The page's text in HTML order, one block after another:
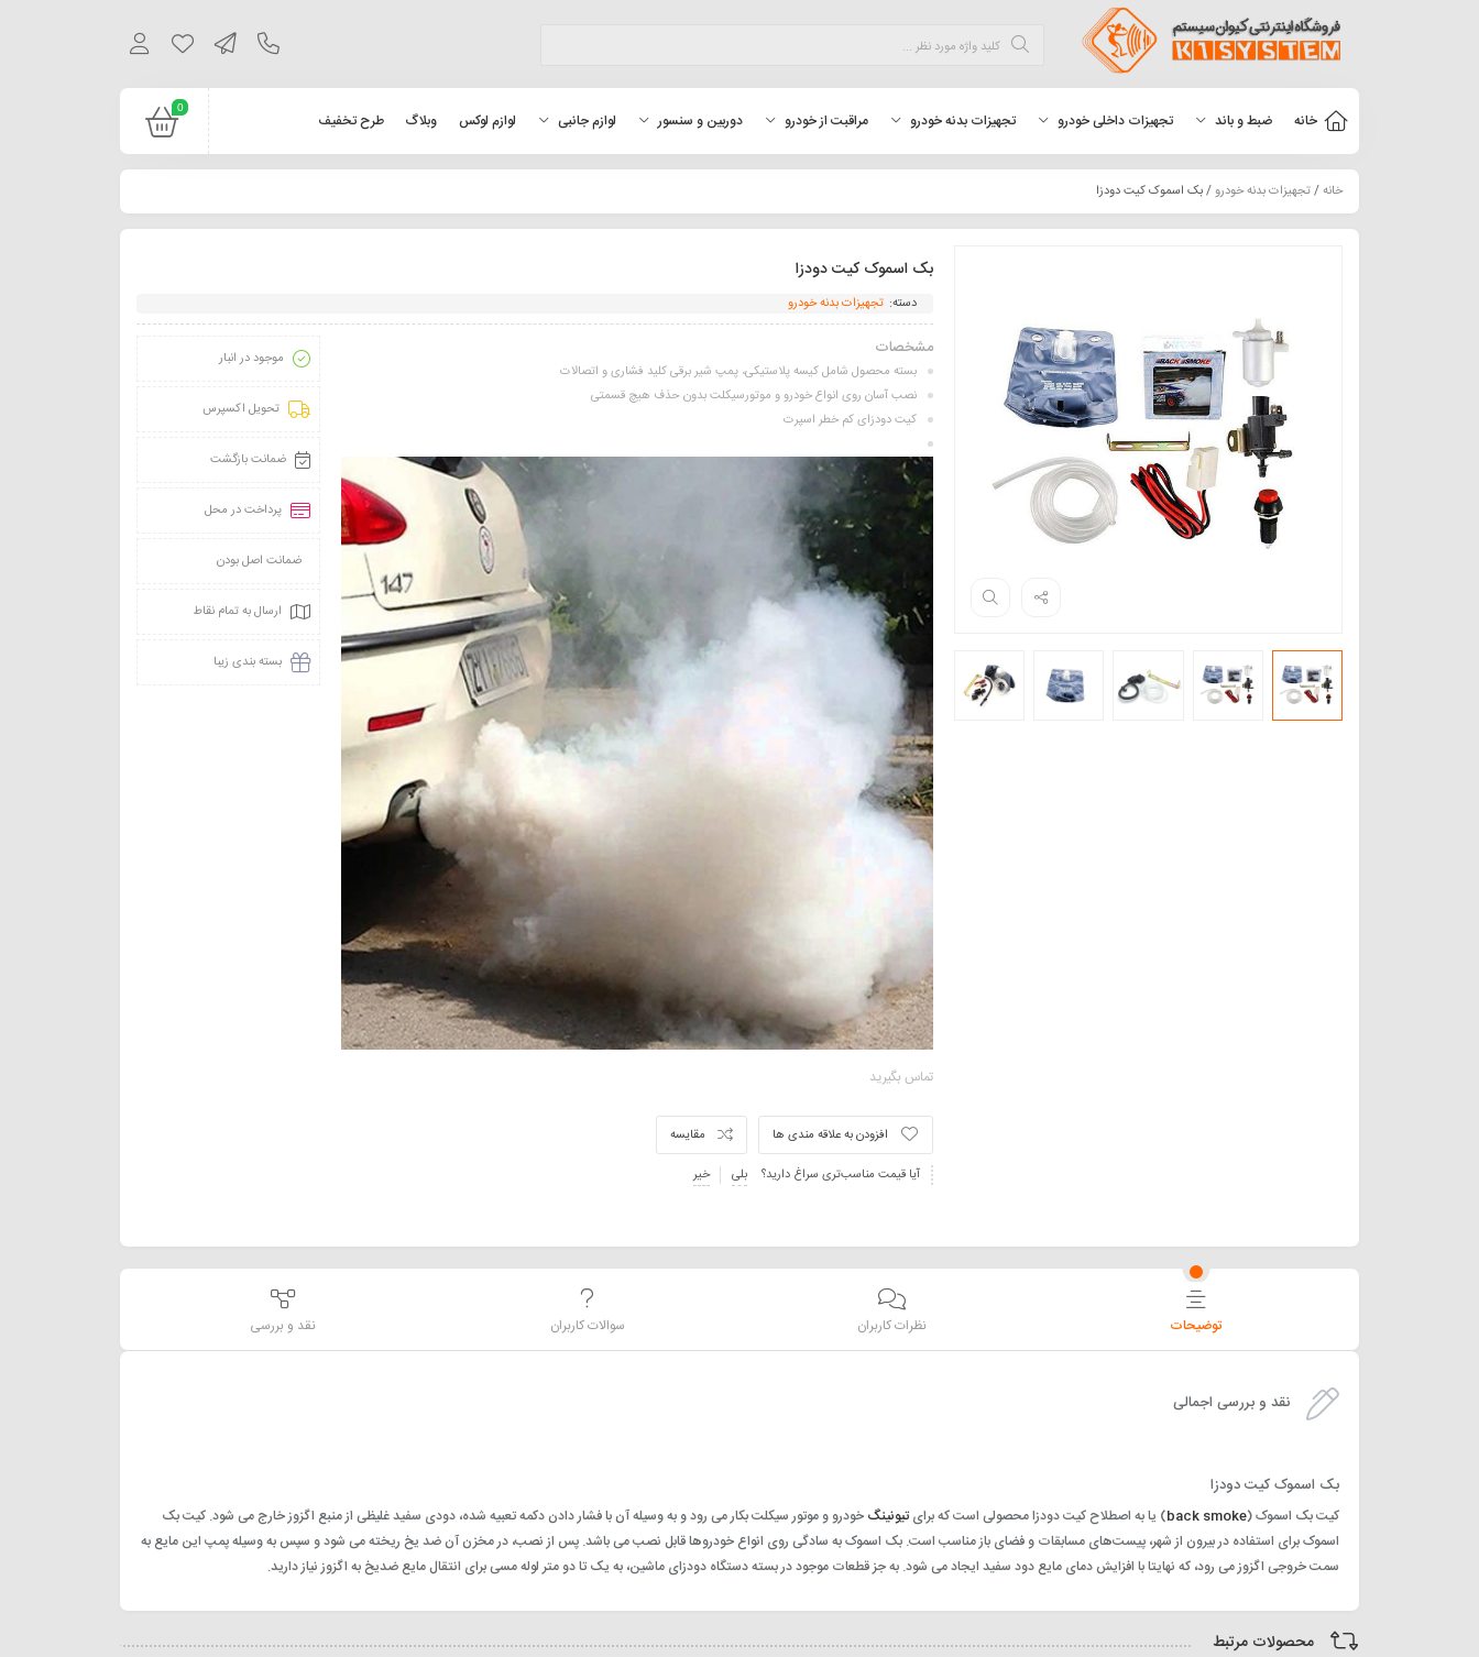
0
خانه ضبط و باند تجهیزات داخلی خودرو تجهیزات بدنه خودرو مراقبت از خودرو دوربین و سنسور لوازم جانبی لوازم لوکس وبلاگ طرح تخفیف
خانه/تجهیزات بدنه خودرو/ بک اسموک کیت دودزا
بک اسموک کیت دودزا
دسته: تجهیزات بدنه خودرو
مشخصات
بسته محصول شامل کیسه پلاستیکی، پمپ شیر برقی کلید فشاری و اتصالات
نصب آسان روی انواع خودرو و موتورسیکلت بدون حذف هیچ قسمتی
کیت دودزای کم خطر اسپرت
تماس بگیرید
مقایسه
افزودن به علاقه مندی ها
آیا قیمت مناسب‌تری سراغ دارید؟
بلی خیر
موجود در انبار
تحویل اکسپرس
ضمانت بازگشت
پرداخت در محل
ضمانت اصل بودن
ارسال به تمام نقاط
بسته بندی زیبا
توضیحات نظرات کاربران سوالات کاربران نقد و بررسی
نقد و بررسی اجمالی
بک اسموک کیت دودزا
کیت بک اسموک (back smoke) یا به اصطلاح کیت دودزا محصولی است که برای تیونینگ خودرو و موتور سیکلت بکار می رود و به وسیله آن با فشار دادن دکمه تعبیه شده، دودی سفید غلیظی از منبع اگزوز خارج می شود. کیت بک
اسموک برای استفاده در بیرون از شهر، پیست‌های مسابقات و فضای باز مناسب است. بک اسموک به سادگی روی انواع خودروها قابل نصب می باشد. پس از نصب، در مخزن آن ضد یخ ریخته می شود و سپس به وسیله پمپ این مایع به
سمت خروجی اگزوز می رود، که نهایتا با افزایش دمای مایع دود سفید ایجاد می شود. به جز قطعات موجود در بسته دستگاه دودزای ماشین، به یک تا دو متر لوله مسی برای انتقال مایع ضدیخ به اگزوز نیاز دارید.
محصولات مرتبط